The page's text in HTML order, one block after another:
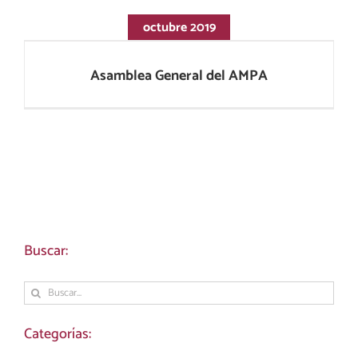
octubre 2019
Asamblea General del AMPA
Asamblea General del AMPA
Buscar:
Buscar:
Categorías: